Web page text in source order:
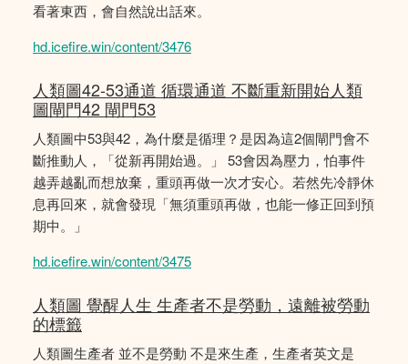
看著東西，會自然說出話來。
hd.icefire.win/content/3476
人類圖42-53通道 循環通道 不斷重新開始人類
圖閘門42 閘門53
人類圖中53與42，為什麼是循理？是因為這2個閘門會不
斷推動人，「從新再開始過。」 53會因為壓力，怕事件
越弄越亂而想放棄，重頭再做一次才安心。若然先冷靜休
息再回來，就會發現「無須重頭再做，也能一修正回到預
期中。」
hd.icefire.win/content/3475
人類圖 覺醒人生 生產者不是勞動，遠離被勞動
的標籤
人類圖生產者 並不是勞動 不是來生產，生產者英文是